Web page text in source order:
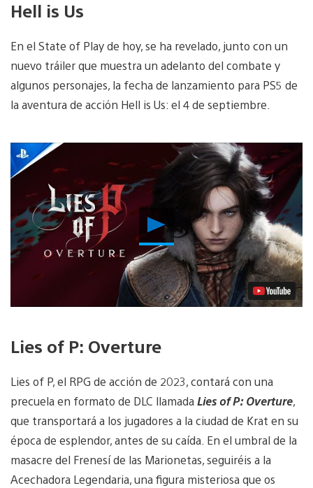
Hell is Us
En el State of Play de hoy, se ha revelado, junto con un
nuevo tráiler que muestra un adelanto del combate y
algunos personajes, la fecha de lanzamiento para PS5 de
la aventura de acción Hell is Us: el 4 de septiembre.
Reproducir
vídeo
Lies of P: Overture
Lies of P, el RPG de acción de 2023, contará con una
precuela en formato de DLC llamada Lies of P: Overture,
que transportará a los jugadores a la ciudad de Krat en su
época de esplendor, antes de su caída. En el umbral de la
masacre del Frenesí de las Marionetas, seguiréis a la
Acechadora Legendaria, una figura misteriosa que os